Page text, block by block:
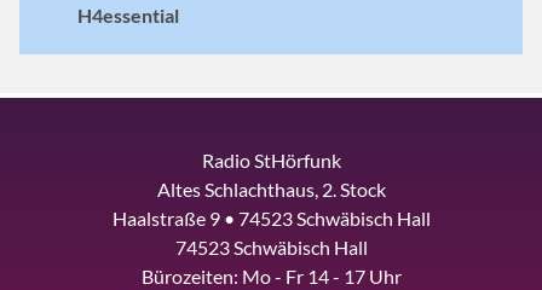
H4essential
Radio StHörfunk
Altes Schlachthaus, 2. Stock
Haalstraße 9 • 74523 Schwäbisch Hall
74523 Schwäbisch Hall
Bürozeiten: Mo - Fr 14 - 17 Uhr